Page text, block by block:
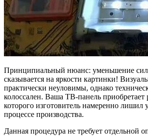
Принципиальный нюанс: уменьшение
сказывается на яркости картинки!
практически неуловимы, однако
колоссален. Ваша ТВ-панель приобретает
которого изготовитель намеренно лишил
процессе производства.
Данная процедура не требует отдельной